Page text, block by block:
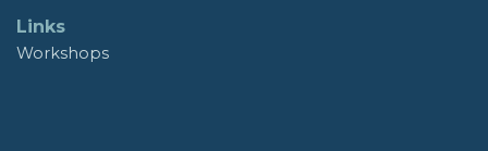
Links
Workshops